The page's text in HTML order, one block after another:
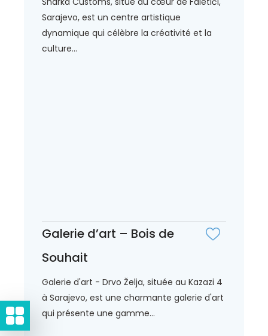
Sarajevo, est un centre artistique
dynamique qui célèbre la créativité et la
culture...
Galerie d’art – Bois de
Souhait
Galerie d'art - Drvo Želja, située au Kazazi 4
à Sarajevo, est une charmante galerie d'art
qui présente une gamme...